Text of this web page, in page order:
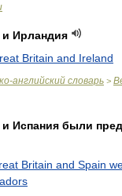
и Ирландия
Britain and Ireland
английский словарь >
и Испания были
Britain and Spain